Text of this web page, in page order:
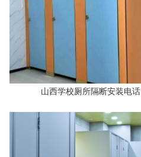
山西学校厕所隔断安装电话